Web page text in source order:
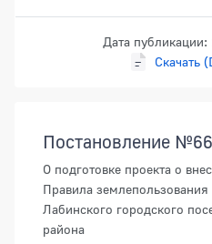
Дата
Скачать
Постановление
О подготовке проекта о
Правила землепользования
Лабинского городского
района